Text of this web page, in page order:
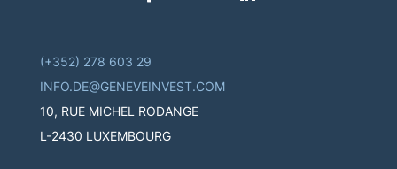
(+352) 278 603 29
INFO.DE@GENEVEINVEST.COM
10, RUE MICHEL RODANGE
L-2430 LUXEMBOURG